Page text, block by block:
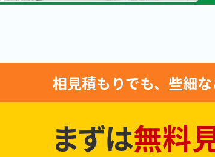
相見積もりでも、些細
まずは無料